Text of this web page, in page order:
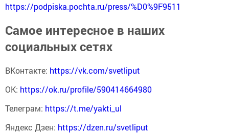
https://podpiska.pochta.ru/press/%D0%9F9511
Самое интересное в наших
социальных сетях
ВКонтакте: https://vk.com/svetliput
ОК: https://ok.ru/profile/590414664980
Телеграм: https://t.me/yakti_ul
Яндекс Дзен: https://dzen.ru/svetliput